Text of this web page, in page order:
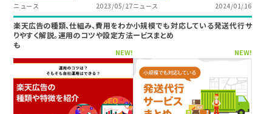
ニュース 2023/05/27ニュース 2024/01/16
楽天広告の種類、仕組み、費用をわか
りやすく解説。運用のコツや設定方法
も
NEW!
小規模でも対応している発送代行サ
ービスまとめ
NEW!